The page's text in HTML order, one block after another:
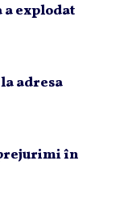
a explodat
adresa
în